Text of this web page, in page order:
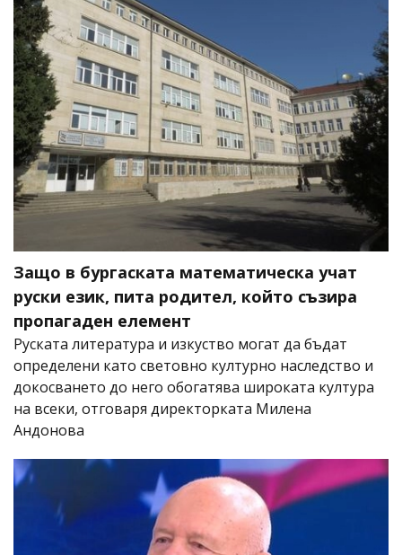
Защо в бургаската математическа учат
руски език, пита родител, който съзира
пропагаден елемент
Руската литература и изкуство могат да бъдат
определени като световно културно наследство и
докосването до него обогатява широката култура
на всеки, отговаря директорката Милена
Андонова